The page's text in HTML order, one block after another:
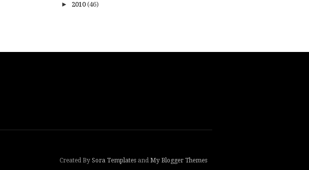
► 2010 (46)
Created By Sora Templates and My Blogger Themes